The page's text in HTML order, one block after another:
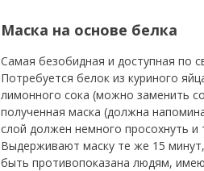
Маска на основе белка
Самая безобидная и доступная по
Потребуется белок из куриного
лимонного сока (можно заменить
полученная маска (должна
слой должен немного просохнуть
Выдерживают маску те же 15
быть противопоказана людям,